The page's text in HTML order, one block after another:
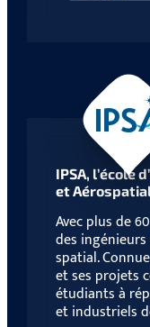
IPSA, l’école
et
Avec plus de
des
spatial.
et ses projets
étudiants à
et industriels